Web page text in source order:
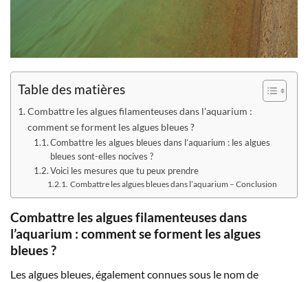
Table des matières
Combattre les algues filamenteuses dans l’aquarium :
comment se forment les algues bleues ?
Combattre les algues bleues dans l’aquarium : les algues
bleues sont-elles nocives ?
Voici les mesures que tu peux prendre
Combattre les algues bleues dans l’aquarium – Conclusion
Combattre les algues filamenteuses dans
l’aquarium : comment se forment les algues
bleues ?
Les algues bleues, également connues sous le nom de